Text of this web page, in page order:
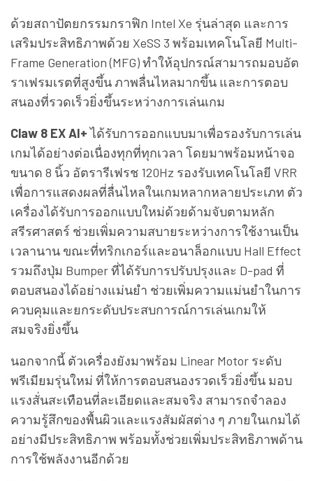
ด้วยสถาปัตยกรรมกราฟิก Intel Xe รุ่นล่าสุด และการ
เสริมประสิทธิภาพด้วย XeSS 3 พร้อมเทคโนโลยี Multi-
Frame Generation (MFG) ทำให้อุปกรณ์สามารถมอบอัต
ราเฟรมเรตที่สูงขึ้น ภาพลื่นไหลมากขึ้น และการตอบ
สนองที่รวดเร็วยิ่งขึ้นระหว่างการเล่นเกม
Claw 8 EX AI+ได้รับการออกแบบมาเพื่อรองรับการเล่น
เกมได้อย่างต่อเนื่องทุกที่ทุกเวลา โดยมาพร้อมหน้าจอ
ขนาด 8 นิ้ว อัตรารีเฟรช 120Hz รองรับเทคโนโลยี VRR
เพื่อการแสดงผลที่ลื่นไหลในเกมหลากหลายประเภท ตัว
เครื่องได้รับการออกแบบใหม่ด้วยด้ามจับตามหลัก
สรีรศาสตร์ ช่วยเพิ่มความสบายระหว่างการใช้งานเป็น
เวลานาน ขณะที่ทริกเกอร์และอนาล็อกแบบ Hall Effect
รวมถึงปุ่ม Bumper ที่ได้รับการปรับปรุงและ D-pad ที่
ตอบสนองได้อย่างแม่นยำ ช่วยเพิ่มความแม่นยำในการ
ควบคุมและยกระดับประสบการณ์การเล่นเกมให้
สมจริงยิ่งขึ้น
นอกจากนี้ ตัวเครื่องยังมาพร้อม Linear Motor ระดับ
พรีเมียมรุ่นใหม่ ที่ให้การตอบสนองรวดเร็วยิ่งขึ้น มอบ
แรงสั่นสะเทือนที่ละเอียดและสมจริง สามารถจำลอง
ความรู้สึกของพื้นผิวและแรงสัมผัสต่าง ๆ ภายในเกมได้
อย่างมีประสิทธิภาพ พร้อมทั้งช่วยเพิ่มประสิทธิภาพด้าน
การใช้พลังงานอีกด้วย